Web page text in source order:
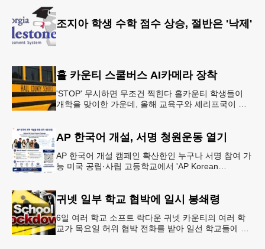
조지아 학생 수학 점수 상승, 절반은 '낙제'
홀 카운티 스쿨버스 AI카메라 장착
'STOP' 무시하면 무조건 찍힌다 홀카운티 학생들이
개학을 맞이한 가운데, 올해 교육구와 셰리프국이 학
AP 한국어 개설, 서명 청원운동 열기
AP 한국어 개설 캠페인 확산한인 누구나 서명 참여 가
능 미국 공립·사립 고등학교에서 'AP Korean
귀넷 일부 학교 협박에 일시 봉쇄령
6일 여러 학교 소프트 락다운 귀넷 카운티의 여러 학
교가 목요일 허위 협박 전화를 받아 일선 학교들에 일